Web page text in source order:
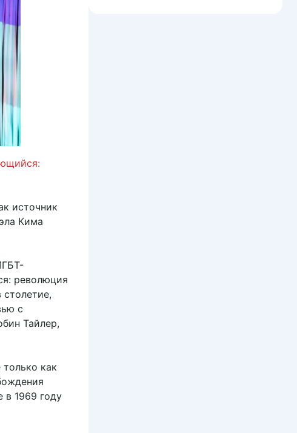
источник
Кима
революция
с
Тайлер,
как
в 1969 году